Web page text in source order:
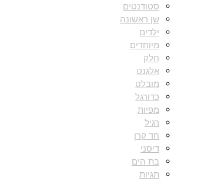
סטודנטים
שן ראשונה
ילדים
מיוחדים
חלק
אלגנט
מובלט
כדורגל
מפיות
רגיל
חד קרן
דיסני
בת הים
תגיות